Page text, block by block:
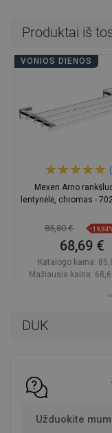
DUK
Užduokite
Produktai iš
VONIOS DIENOS
Mexen Arno
lentynėlė, chromas -
85,80 €
68,69 €
Katalogo kaina:
Mažiausia kaina: